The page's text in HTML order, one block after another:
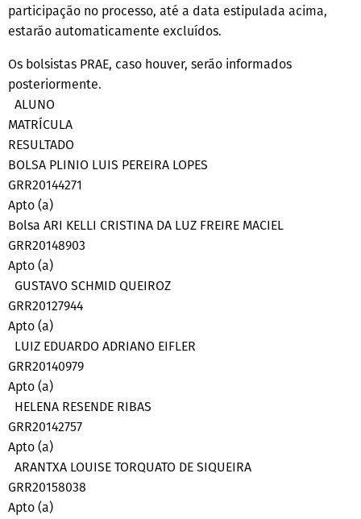
participação no processo, até a data estipulada acima,
estarão automaticamente excluídos.
Os bolsistas PRAE, caso houver, serão informados
posteriormente.
ALUNO
MATRÍCULA
RESULTADO
BOLSA PLINIO LUIS PEREIRA LOPES
GRR20144271
Apto (a)
Bolsa ARI KELLI CRISTINA DA LUZ FREIRE MACIEL
GRR20148903
Apto (a)
GUSTAVO SCHMID QUEIROZ
GRR20127944
Apto (a)
LUIZ EDUARDO ADRIANO EIFLER
GRR20140979
Apto (a)
HELENA RESENDE RIBAS
GRR20142757
Apto (a)
ARANTXA LOUISE TORQUATO DE SIQUEIRA
GRR20158038
Apto (a)